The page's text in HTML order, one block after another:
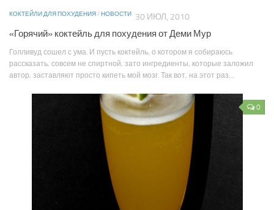
КОКТЕЙЛИ ДЛЯ ПОХУДЕНИЯ/НОВОСТИ 30 ИЮЛ, 2010
«Горячий» коктейль для похудения от Деми Мур
Голливуд сошел с ума. И пусть коктейль, о котором я собираюсь
рассказать, совсем не спиртной, зато ингредиенты, которые заложил
автор, заставляют просто кипеть мой мозг. Так вот, на этот раз,...
0